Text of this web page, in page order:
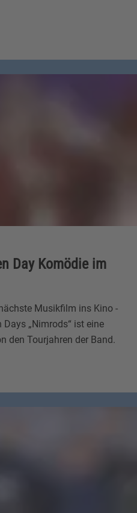
Day Komödie im
Musikfilm ins Kino -
„Nimrods“ ist eine
den Tourjahren der Band.